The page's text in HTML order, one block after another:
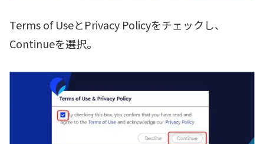
Terms of UseとPrivacy Policyをチェックし、
Continueを選択。